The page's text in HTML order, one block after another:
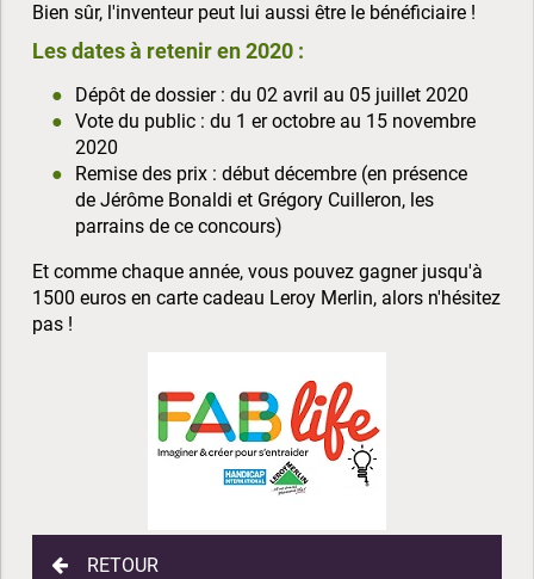
Bien sûr, l'inventeur peut lui aussi être le bénéficiaire !
Les dates à retenir en 2020 :
Dépôt de dossier : du 02 avril au 05 juillet 2020
Vote du public : du 1 er octobre au 15 novembre
2020
Remise des prix : début décembre (en présence
de Jérôme Bonaldi et Grégory Cuilleron, les
parrains de ce concours)
Et comme chaque année, vous pouvez gagner jusqu'à
1500 euros en carte cadeau Leroy Merlin, alors n'hésitez
pas !
RETOUR